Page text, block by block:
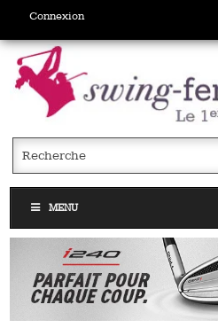
Connexion
MENU